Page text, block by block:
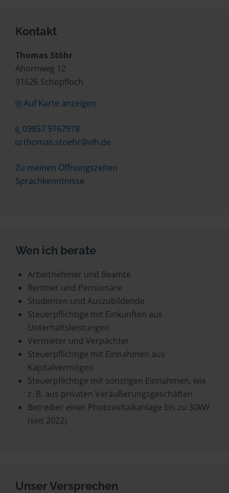
Kontakt
Thomas Stöhr
Ahornweg 12
91626 Schopfloch
Auf Karte anzeigen
09857 9767978
thomas.stoehr@vlh.de
Zu meinen Öffnungszeiten
Sprachkenntnisse
Wen ich berate
Arbeitnehmer und Beamte
Rentner und Pensionäre
Studenten und Auszubildende
Steuerpflichtige mit Einkünften aus
Unterhaltsleistungen
Vermieter und Verpächter
Steuerpflichtige mit Einnahmen aus
Kapitalvermögen
Steuerpflichtige mit sonstigen Einnahmen, wie
z. B. aus privaten Veräußerungsgeschäften
Betreiber einer Photovoltaikanlage bis zu 30kW
(seit 2022)
Unser Versprechen